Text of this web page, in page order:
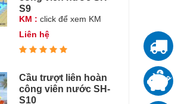
S9
KM : click để xem KM
Liên hệ
Cầu trượt liên hoàn
công viên nước SH-
S10